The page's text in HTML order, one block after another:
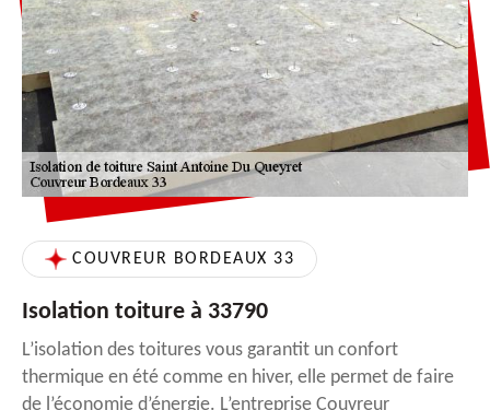
COUVREUR BORDEAUX 33
Isolation toiture à 33790
L’isolation des toitures vous garantit un confort
thermique en été comme en hiver, elle permet de faire
de l’économie d’énergie. L’entreprise Couvreur